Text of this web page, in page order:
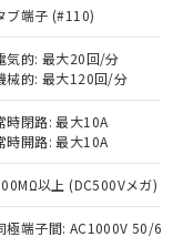
ブ端子 (#110)
気的: 最大20回/分
械的: 最大120回/分
時閉路: 最大10A
時開路: 最大10A
以上 (DC500Vメガ)
極端子間: AC1000V 50/
意のうえ
器事業取扱
標準価格
くもので
質）の非含
定のある
10物質）の
を出す予
10物質）の
確認中の
物で、有
国RoHSの